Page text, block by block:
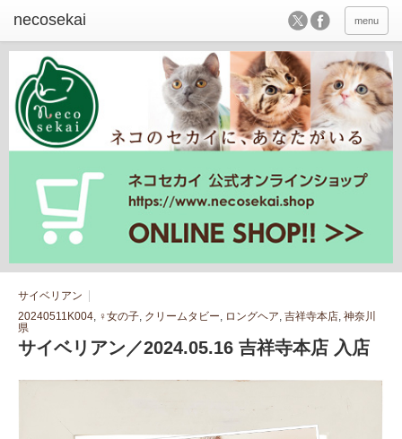
menu
サイベリアン
20240511K004, ♀女の子, クリームタビー, ロングヘア, 吉祥寺本店, 神奈川
県
サイベリアン／2024.05.16 吉祥寺本店 入店